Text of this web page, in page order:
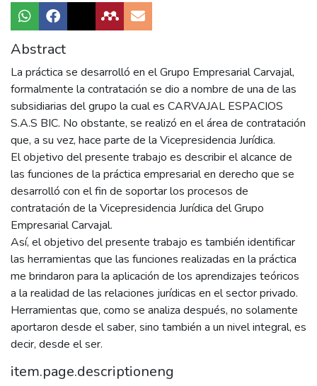
Abstract
La práctica se desarrolló en el Grupo Empresarial Carvajal,
formalmente la contratación se dio a nombre de una de las
subsidiarias del grupo la cual es CARVAJAL ESPACIOS
S.A.S BIC. No obstante, se realizó en el área de contratación
que, a su vez, hace parte de la Vicepresidencia Jurídica.
El objetivo del presente trabajo es describir el alcance de
las funciones de la práctica empresarial en derecho que se
desarrolló con el fin de soportar los procesos de
contratación de la Vicepresidencia Jurídica del Grupo
Empresarial Carvajal.
Así, el objetivo del presente trabajo es también identificar
las herramientas que las funciones realizadas en la práctica
me brindaron para la aplicación de los aprendizajes teóricos
a la realidad de las relaciones jurídicas en el sector privado.
Herramientas que, como se analiza después, no solamente
aportaron desde el saber, sino también a un nivel integral, es
decir, desde el ser.
item.page.descriptioneng